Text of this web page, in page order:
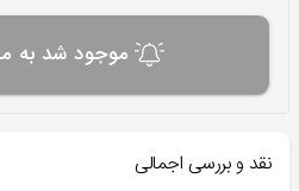
موجود شد به
نقد و بررسی اجمالی